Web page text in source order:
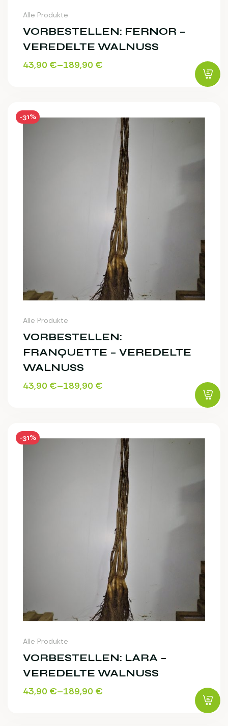
Alle Produkte
VORBESTELLEN: FERNOR –
VEREDELTE WALNUSS
43,90 €–189,90 €
-31%
Alle Produkte
VORBESTELLEN:
FRANQUETTE – VEREDELTE
WALNUSS
43,90 €–189,90 €
-31%
Alle Produkte
VORBESTELLEN: LARA –
VEREDELTE WALNUSS
43,90 €–189,90 €